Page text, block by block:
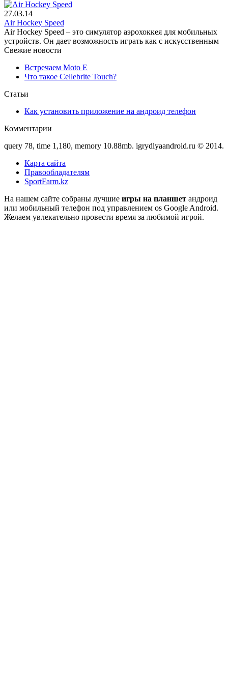
27.03.14
Air Hockey Speed
Air Hockey Speed – это симулятор аэрохоккея для мобильных
устройств. Он дает возможность играть как с искусственным
Свежие новости
Встречаем Moto E
Что такое Cellebrite Touch?
Статьи
Как установить приложение на андроид телефон
Комментарии
query 78, time 1,180, memory 10.88mb. igrydlyaandroid.ru © 2014.
Карта сайта
Правообладателям
SportFarm.kz
На нашем сайте собраны лучшие игры на планшет андроид
или мобильный телефон под управлением os Google Android.
Желаем увлекательно провести время за любимой игрой.